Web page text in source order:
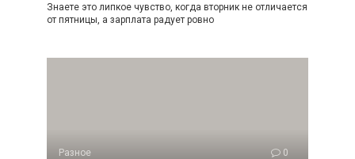
Знаете это липкое чувство, когда вторник не отличается
от пятницы, а зарплата радует ровно
Разное 0